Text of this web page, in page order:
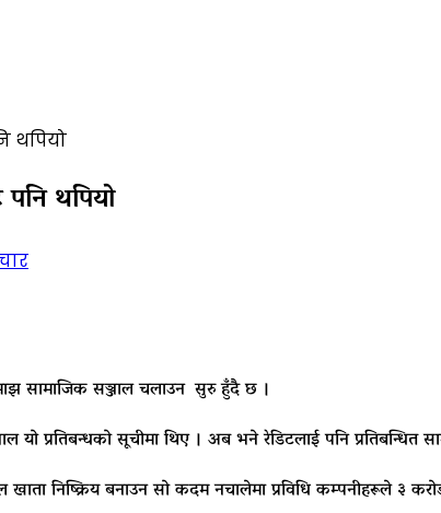
थपियो
थपियो
सामाजिक सञ्जाल चलाउन सुरु हुँदै छ ।
प्रतिबन्धको सूचीमा थिए । अब भने रेडिटलाई पनि प्रतिबन्धित
निष्क्रिय बनाउन सो कदम नचालेमा प्रविधि कम्पनीहरूले ३